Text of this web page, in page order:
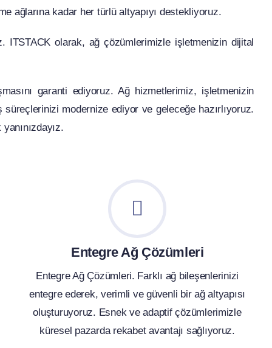
ağlarına kadar her türlü altyapıyı destekliyoruz.
ITSTACK olarak, ağ çözümlerimizle işletmenizin dijital
garanti ediyoruz. Ağ hizmetlerimiz, işletmenizin
modernize ediyor ve geleceğe hazırlıyoruz.
Entegre Ağ Çözümleri
Entegre Ağ Çözümleri. Farklı ağ bileşenlerinizi
entegre ederek, verimli ve güvenli bir ağ altyapısı
oluşturuyoruz. Esnek ve adaptif çözümlerimizle
küresel pazarda rekabet avantajı sağlıyoruz.